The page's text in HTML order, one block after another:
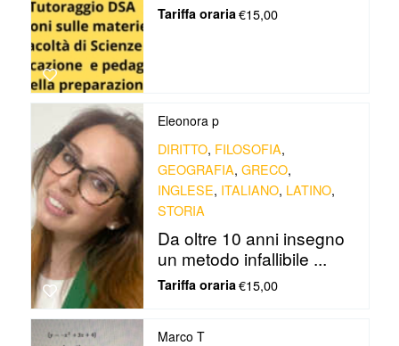
Tariffa oraria €15,00
Eleonora p
DIRITTO, FILOSOFIA,
GEOGRAFIA, GRECO,
INGLESE, ITALIANO, LATINO,
STORIA
Da oltre 10 anni insegno
un metodo infallibile ...
Tariffa oraria €15,00
Marco T